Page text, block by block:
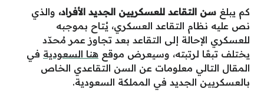
كم يبلغ سن التقاعد للعسكريين الجديد الأفراد، والذي
نص عليه نظام التقاعد العسكري، يُتاح بموجبه
للعسكري الإحالة إلى التقاعد بعد تجاوز عمر مُحدّد
يختلف تبعًا لرتبته، وسيعرض موقع هنا السعودية في
المقال التالي معلومات عن السن التقاعدي الخاص
بالعسكريين الجديد في المملكة السعودية.